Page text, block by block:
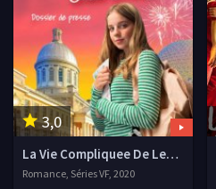
3,0
La Vie Compliquee De Lea Olivier
Romance, Séries VF, 2020